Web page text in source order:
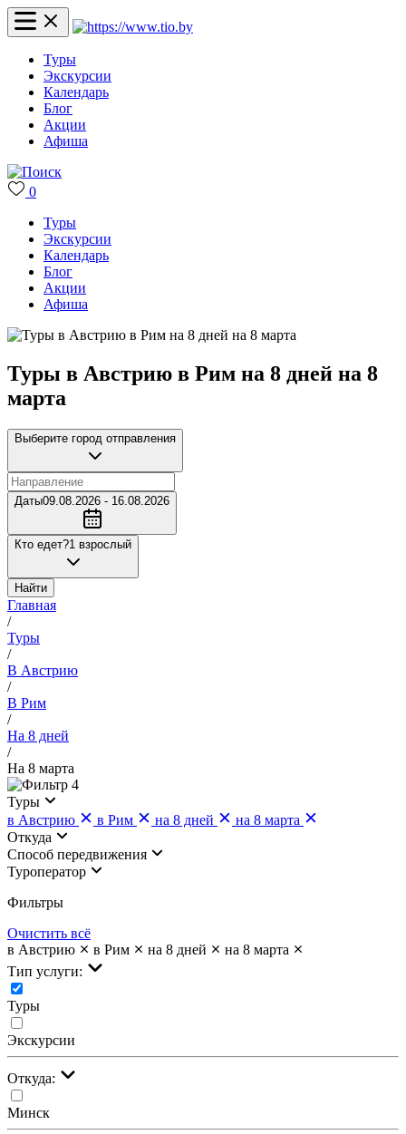
Туры
Экскурсии
Календарь
Блог
Акции
Афиша
0
Туры
Экскурсии
Календарь
Блог
Акции
Афиша
Туры в Австрию в Рим на 8 дней на 8
марта
Выберите город отправления
Даты09.08.2026 - 16.08.2026
Кто едет?1 взрослый
Найти
Главная
/
Туры
/
В Австрию
/
В Рим
/
На 8 дней
/
На 8 марта
4
Туры
в Австрию
в Рим на 8 дней
на 8 марта
Откуда
Cпособ передвижения
Туроператор
Фильтры
Очистить всё
в Австрию
в Рим на 8 дней
на 8 марта
Тип услуги:
Туры
Экскурсии
Откуда:
Минск